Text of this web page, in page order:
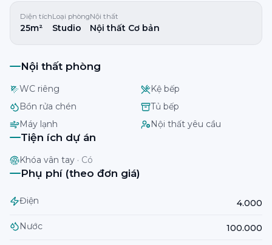
Diện tích
25m²
Loại phòng
Studio
Nội thất
Nội thất Cơ bản
Nội thất phòng
WC riêng
Kệ bếp
Bồn rửa chén
Tủ bếp
Máy lạnh
Nội thất yêu cầu
Tiện ích dự án
Khóa vân tay · Có
Phụ phí (theo đơn giá)
Điện 4.000
Nước 100.000